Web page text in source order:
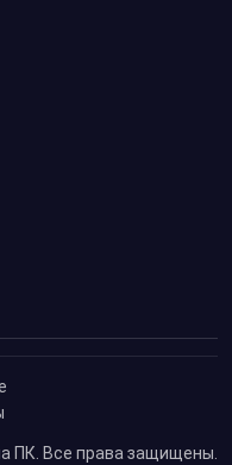
ПК. Все права защищены.